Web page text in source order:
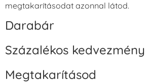
megtakarításodat azonnal látod.
Darabár
Százalékos kedvezmény
Megtakarításod